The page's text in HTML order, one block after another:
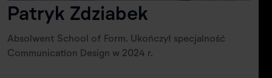
Patryk Zdziabek
Absolwent School of Form. Ukończył specjalność
Communication Design w 2024 r.